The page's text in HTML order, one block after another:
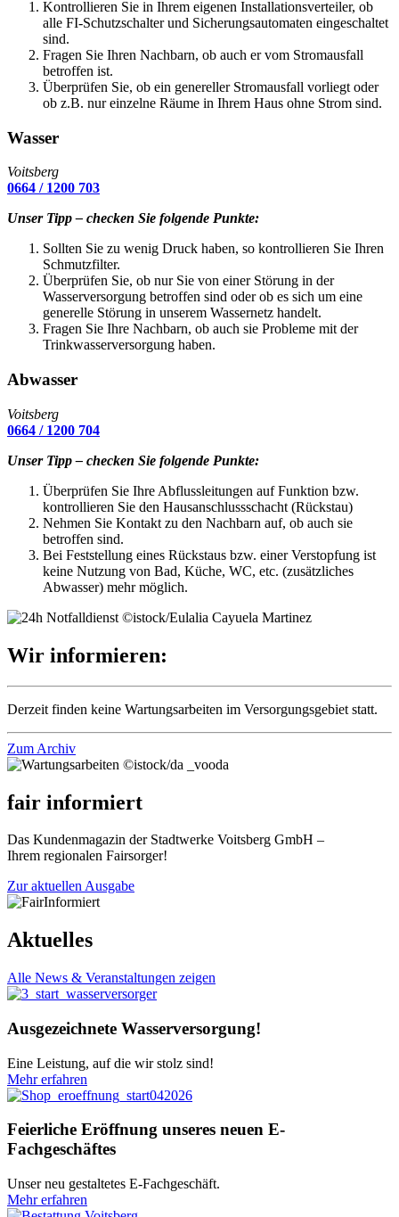
Kontrollieren Sie in Ihrem eigenen Installationsverteiler, ob
alle FI-Schutzschalter und Sicherungsautomaten eingeschaltet
sind.
Fragen Sie Ihren Nachbarn, ob auch er vom Stromausfall
betroffen ist.
Überprüfen Sie, ob ein genereller Stromausfall vorliegt oder
ob z.B. nur einzelne Räume in Ihrem Haus ohne Strom sind.
Wasser
Voitsberg
0664 / 1200 703
Unser Tipp – checken Sie folgende Punkte:
Sollten Sie zu wenig Druck haben, so kontrollieren Sie Ihren
Schmutzfilter.
Überprüfen Sie, ob nur Sie von einer Störung in der
Wasserversorgung betroffen sind oder ob es sich um eine
generelle Störung in unserem Wassernetz handelt.
Fragen Sie Ihre Nachbarn, ob auch sie Probleme mit der
Trinkwasserversorgung haben.
Abwasser
Voitsberg
0664 / 1200 704
Unser Tipp – checken Sie folgende Punkte:
Überprüfen Sie Ihre Abflussleitungen auf Funktion bzw.
kontrollieren Sie den Hausanschlussschacht (Rückstau)
Nehmen Sie Kontakt zu den Nachbarn auf, ob auch sie
betroffen sind.
Bei Feststellung eines Rückstaus bzw. einer Verstopfung ist
keine Nutzung von Bad, Küche, WC, etc. (zusätzliches
Abwasser) mehr möglich.
©istock/Eulalia Cayuela Martinez
Wir informieren:
Derzeit finden keine Wartungsarbeiten im Versorgungsgebiet statt.
Zum Archiv
©istock/da _vooda
fair informiert
Das Kundenmagazin der Stadtwerke Voitsberg GmbH –
Ihrem regionalen Fairsorger!
Zur aktuellen Ausgabe
Aktuelles
Alle News & Veranstaltungen zeigen
Ausgezeichnete Wasserversorgung!
Eine Leistung, auf die wir stolz sind!
Mehr erfahren
Feierliche Eröffnung unseres neuen E-
Fachgeschäftes
Unser neu gestaltetes E-Fachgeschäft.
Mehr erfahren